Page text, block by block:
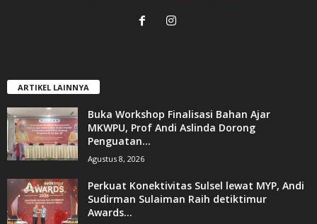
ARTIKEL LAINNYA
Buka Workshop Finalisasi Bahan Ajar
MKWPU, Prof Andi Aslinda Dorong
Penguatan...
Agustus 8, 2026
Perkuat Konektivitas Sulsel lewat MYP, Andi
Sudirman Sulaiman Raih detiktimur
Awards...